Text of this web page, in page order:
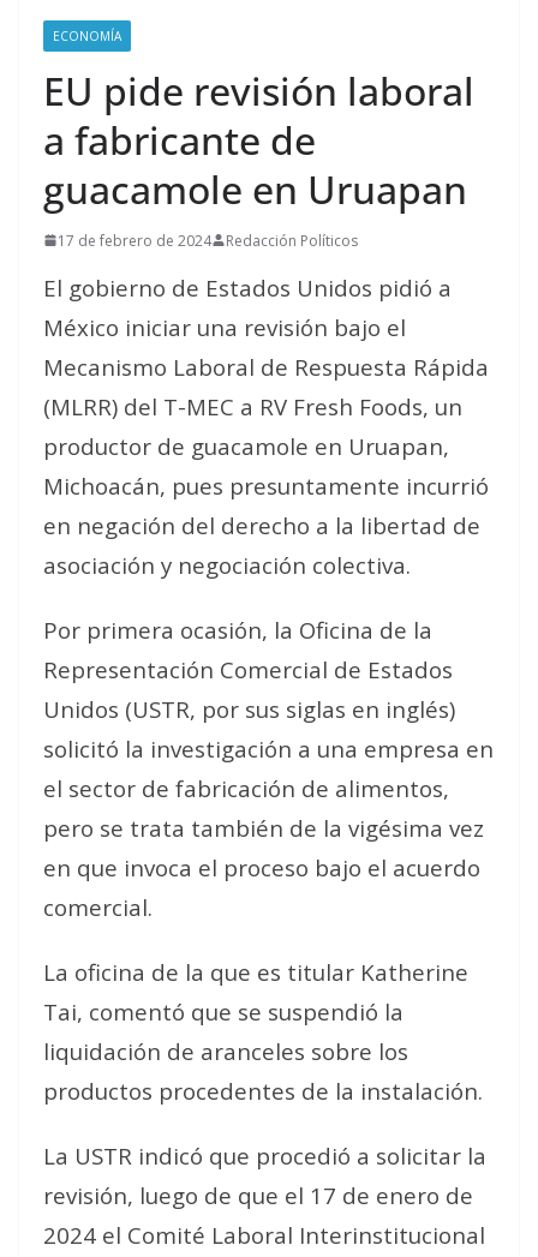
ECONOMÍA
EU pide revisión laboral
a fabricante de
guacamole en Uruapan
17 de febrero de 2024 Redacción Políticos
El gobierno de Estados Unidos pidió a
México iniciar una revisión bajo el
Mecanismo Laboral de Respuesta Rápida
(MLRR) del T-MEC a RV Fresh Foods, un
productor de guacamole en Uruapan,
Michoacán, pues presuntamente incurrió
en negación del derecho a la libertad de
asociación y negociación colectiva.
Por primera ocasión, la Oficina de la
Representación Comercial de Estados
Unidos (USTR, por sus siglas en inglés)
solicitó la investigación a una empresa en
el sector de fabricación de alimentos,
pero se trata también de la vigésima vez
en que invoca el proceso bajo el acuerdo
comercial.
La oficina de la que es titular Katherine
Tai, comentó que se suspendió la
liquidación de aranceles sobre los
productos procedentes de la instalación.
La USTR indicó que procedió a solicitar la
revisión, luego de que el 17 de enero de
2024 el Comité Laboral Interinstitucional